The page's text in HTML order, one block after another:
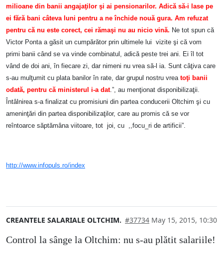
milioane din banii angajaţilor şi ai pensionarilor. Adică să-i lase pe
ei fără bani câteva luni pentru a ne închide nouă gura. Am refuzat
pentru că nu este corect, cei rămaşi nu au nicio vină. Ne tot spun că
Victor Ponta a găsit un cumpărător prin ultimele lui vizite şi că vom
primi banii când se va vinde combinatul, adică peste trei ani. Ei îl tot
vând de doi ani, în fiecare zi, dar nimeni nu vrea să-l ia. Sunt câţiva care
s-au mulţumit cu plata banilor în rate, dar grupul nostru vrea toţi banii
odată, pentru că ministerul i-a dat.”, au menţionat disponibilizaţii.
Întâlnirea s-a finalizat cu promisiuni din partea conducerii Oltchim şi cu
ameninţări din partea disponibilizaţilor, care au promis că se vor
reîntoarce săptămâna viitoare, tot joi, cu ,,focu_ri de artificii”.
http://www.infopuls.ro/index
CREANTELE SALARIALE OLTCHIM. #37734 May 15, 2015, 10:30
Control la sânge la Oltchim: nu s-au plătit salariile!